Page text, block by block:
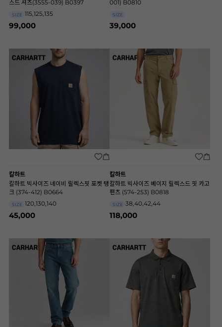
스드 셔츠(3555-039) B0397
SIZE 115,125,135
99,000
001) B0810
SIZE
39,000
칼하트
칼하트 빅사이즈 네이비 릴렉스핏 포켓 탱
크 (374-412) B0664
SIZE 120,130,140
45,000
칼하트
칼하트 빅사이즈 베이지 릴렉스드 핏 카고
팬츠 (574-253) B0818
SIZE 38,40,42,44
118,000